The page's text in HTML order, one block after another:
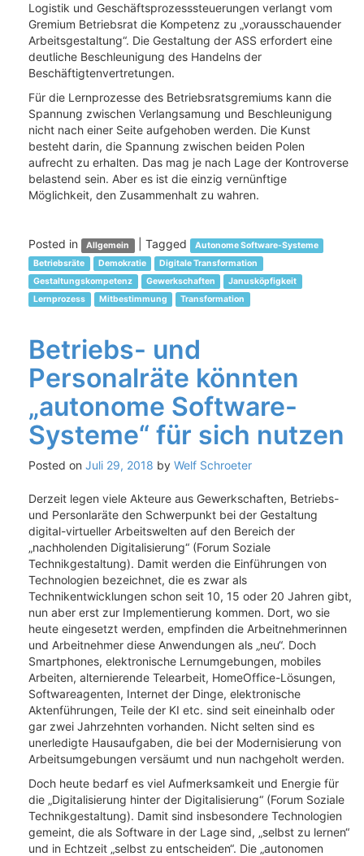
Logistik und Geschäftsprozesssteuerungen verlangt vom
Gremium Betriebsrat die Kompetenz zu „vorausschauender
Arbeitsgestaltung“. Die Gestaltung der ASS erfordert eine
deutliche Beschleunigung des Handelns der
Beschäftigtenvertretungen.
Für die Lernprozesse des Betriebsratsgremiums kann die
Spannung zwischen Verlangsamung und Beschleunigung
nicht nach einer Seite aufgehoben werden. Die Kunst
besteht darin, die Spannung zwischen beiden Polen
aufrecht zu erhalten. Das mag je nach Lage der Kontroverse
belastend sein. Aber es ist die einzig vernünftige
Möglichkeit, den Zusammenhalt zu wahren.
Posted in Allgemein Tagged
Autonome Software-Systeme
Betriebsräte
Demokratie
Digitale Transformation
Gestaltungskompetenz
Gewerkschaften
Janusköpfigkeit
Lernprozess
Mitbestimmung Transformation
Betriebs- und
Personalräte könnten
„autonome Software-
Systeme“ für sich nutzen
Posted on Juli 29, 2018 by Welf Schroeter
Derzeit legen viele Akteure aus Gewerkschaften, Betriebs-
und Personlaräte den Schwerpunkt bei der Gestaltung
digital-virtueller Arbeitswelten auf den Bereich der
„nachholenden Digitalisierung“ (Forum Soziale
Technikgestaltung). Damit werden die Einführungen von
Technologien bezeichnet, die es zwar als
Technikentwicklungen schon seit 10, 15 oder 20 Jahren gibt,
nun aber erst zur Implementierung kommen. Dort, wo sie
heute eingesetzt werden, empfinden die Arbeitnehmerinnen
und Arbeitnehmer diese Anwendungen als „neu“. Doch
Smartphones, elektronische Lernumgebungen, mobiles
Arbeiten, alternierende Telearbeit, HomeOffice-Lösungen,
Softwareagenten, Internet der Dinge, elektronische
Aktenführungen, Teile der KI etc. sind seit eineinhalb oder
gar zwei Jahrzehnten vorhanden. Nicht selten sind es
unerledigte Hausaufgaben, die bei der Modernisierung von
Arbeitsumgebungen versäumt und nun nachgeholt werden.
Doch heute bedarf es viel Aufmerksamkeit und Energie für
die „Digitalisierung hinter der Digitalisierung“ (Forum Soziale
Technikgestaltung). Damit sind insbesondere Technologien
gemeint, die als Software in der Lage sind, „selbst zu lernen“
und in Echtzeit „selbst zu entscheiden“. Die „autonomen